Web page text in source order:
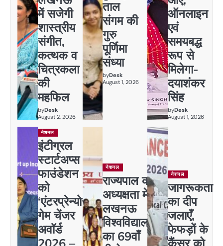
में सजेगी
शास्त्रीय
संगीत,
कत्थक व
चित्रकला
की
महफिल
byDesk
August 2, 2026
ताल
संगम की
गुरु
पूर्णिमा
संध्या
byDesk
August 1, 2026
ऑनलाइन
एवं
समयबद्ध
रूप से
मिलेगा-
दयाशंकर
सिंह
byDesk
August 1, 2026
नेशनल
इंटीग्रल
स्टार्टअप्स
फाउंडेशन
को
‘एंटरप्रेन्योर
गेम चेंजर
अवॉर्ड
नेशनल
राज्यपाल की
अध्यक्षता में
लखनऊ
विश्वविद्यालय
का 69वाँ
नेशनल
जागरूकता
का दीप
जलाएँ,
फेफड़ों के